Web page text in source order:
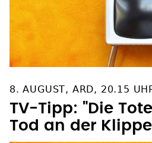
8. AUGUST, ARD, 20.15
TV-Tipp: "Die
Tod an der